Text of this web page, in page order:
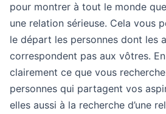
pour montrer à tout le monde
une relation sérieuse. Cela vous
le départ les personnes dont les
correspondent pas aux vôtres.
clairement ce que vous
personnes qui partagent vos
elles aussi à la recherche d’une